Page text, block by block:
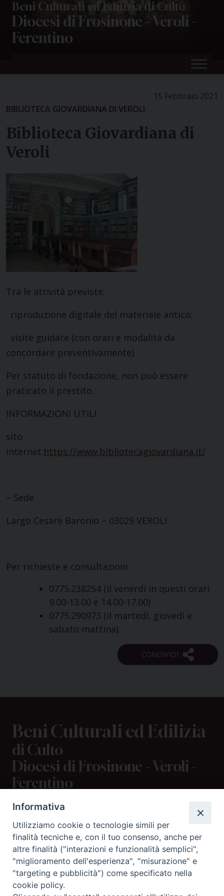
Skip
content
Beni Culturali ed Edilizia di Culto
Diocesi di Frosinone - Veroli -
Ferentino
15 Febbraio 2021
BIBLIOTECA GIOVARDIANA DI VEROLI
Biblioteca Giovardiana di
Veroli
Tra le attività previste:
· riproduzione digitale del materiale antico;
· visite guidate (con orari e modalità da
concordare preventivamente)
Per statuto di fondazione, non può essere
praticato il prestito.
INFORMAZIONI UTILI
sito
internet:https://www.bibliotecagiovardiana.it/
– Sede
Largo Cesare Baronio – 03029 VEROLI
Per richieste e consultazioni:
0775.238254 (il venerdì in questi orari:
9.00-13.00 e 14.00-17.00)
0775.290973 (il martedì, giovedì e
sabato mattina).
Beni Culturali ed Edilizia
di Culto
Diocesi di Frosinone - Veroli -
Ferentino
CONTATTI
viale Volsci 105 (ex via dei Monti Lepini)
70056 Frosinone (FR)
tel: 0775.290973 (centralino)
tel: 0775.839284 (diretto)
Informativa
Utilizziamo cookie o tecnologie simili per
finalità tecniche e, con il tuo consenso, anche per
altre finalità ("interazioni e funzionalità semplici",
"miglioramento dell'esperienza", "misurazione" e
"targeting e pubblicità") come specificato nella
cookie policy.